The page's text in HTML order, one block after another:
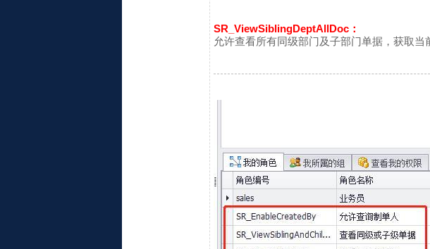
SR_ViewSiblingDeptAllDoc：
允许查看所有同级部门及子部门单据，获取当